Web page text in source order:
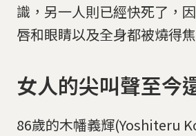
識，另一人則已經快死了，
唇和眼睛以及全身都被燒得
女人的尖叫聲至今
86歲的木幡義輝(Yoshiteru